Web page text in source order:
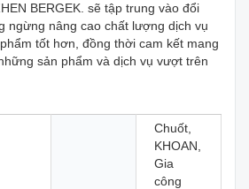
BERGEK. sẽ tập trung vào đổi
ngừng nâng cao chất lượng dịch vụ
tốt hơn, đồng thời cam kết mang
sản phẩm và dịch vụ vượt trên
Chuốt,
KHOAN,
Gia
công